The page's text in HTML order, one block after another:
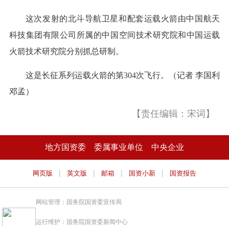
这次发射的北斗导航卫星和配套运载火箭由中国航天
科技集团有限公司所属的中国空间技术研究院和中国运载
火箭技术研究院分别抓总研制。
这是长征系列运载火箭的第304次飞行。（记者 李国利
邓孟）
【责任编辑：宋词】
地方国资委 委属事业单位 中央企业
网页版 | 英文版 | 邮箱 | 国资小新 | 国资报告
网站管理：国务院国资委宣传局
运行维护：国务院国资委新闻中心